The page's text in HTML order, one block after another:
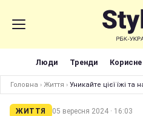
Люди Тренди Корисне
Головна › Життя › Уникайте цієї їжі
ЖИТТЯ 05 вересня 2024 · 16:03